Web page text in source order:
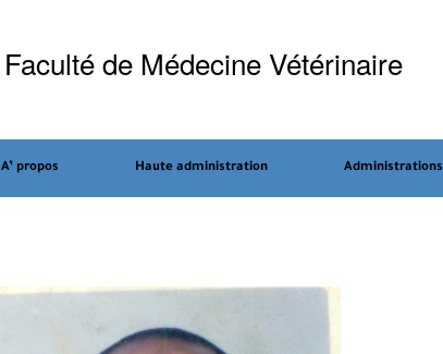
Faculté de Médecine Vétérinaire
A’ propos Haute administration Administrations